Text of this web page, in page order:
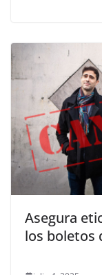
Asegura
los boletos